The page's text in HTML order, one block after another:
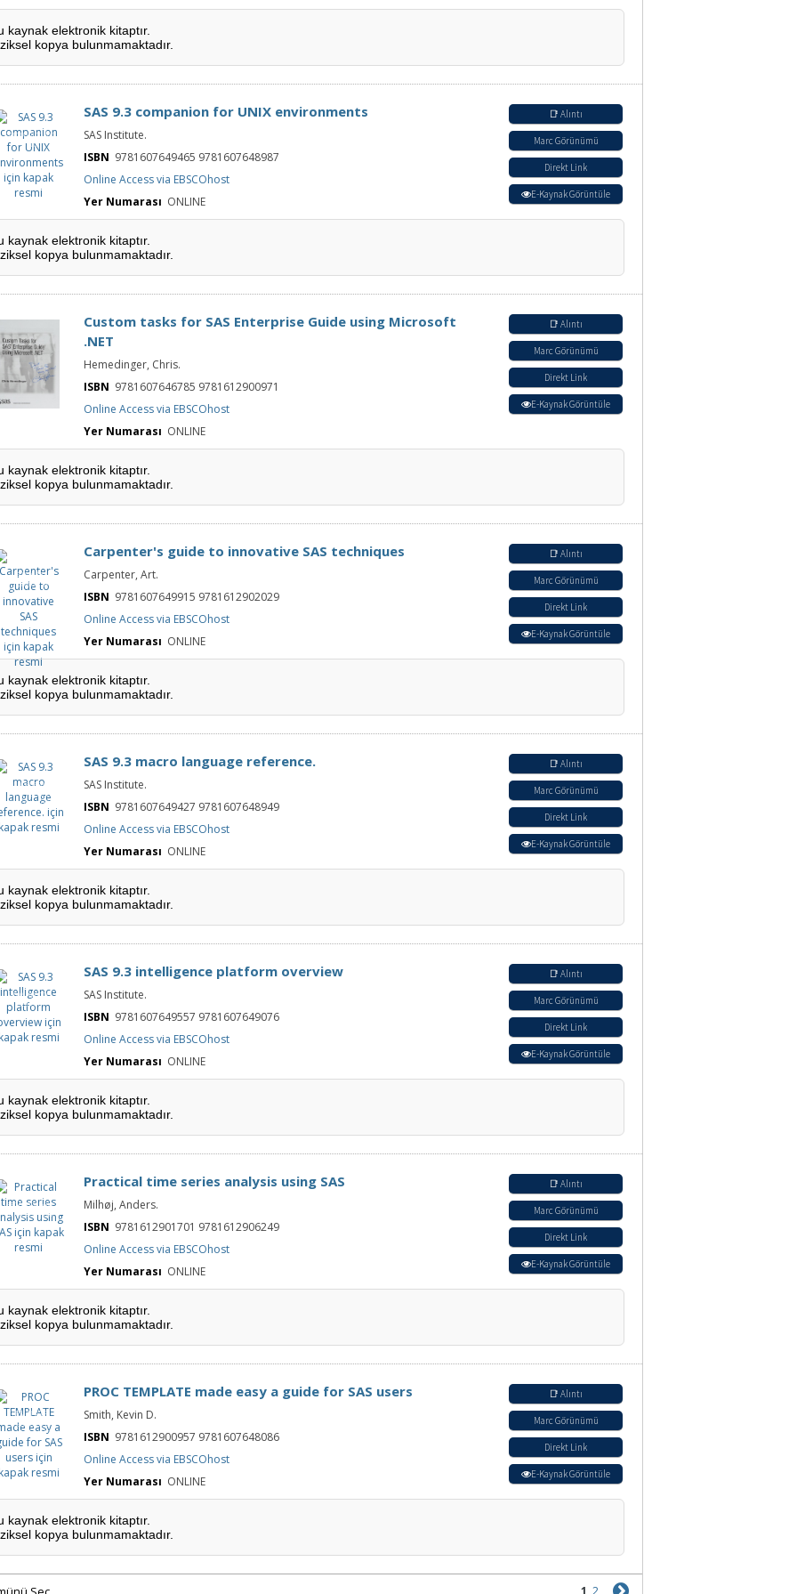
kaynak elektronik kitaptır.
kopya bulunmamaktadır.
SAS 9.3
companion for
UNIX
environments
için kapak
resmi
SAS 9.3 companion for UNIX environments
SAS Institute.
ISBN 9781607649465 9781607648987
Online Access via EBSCOhost
Yer Numarası ONLINE
📑 Alıntı
Marc Görünümü
Direkt Link
E-Kaynak Görüntüle
kaynak elektronik kitaptır.
kopya bulunmamaktadır.
Custom tasks for SAS Enterprise Guide using Microsoft
.NET
Hemedinger, Chris.
ISBN 9781607646785 9781612900971
Online Access via EBSCOhost
Yer Numarası ONLINE
📑 Alıntı
Marc Görünümü
Direkt Link
E-Kaynak Görüntüle
kaynak elektronik kitaptır.
kopya bulunmamaktadır.
guide to
innovative SAS
techniques
için kapak
resmi
Carpenter's guide to innovative SAS techniques
Carpenter, Art.
ISBN 9781607649915 9781612902029
Online Access via EBSCOhost
Yer Numarası ONLINE
📑 Alıntı
Marc Görünümü
Direkt Link
E-Kaynak Görüntüle
kaynak elektronik kitaptır.
kopya bulunmamaktadır.
SAS 9.3 macro
language
reference. için
kapak resmi
SAS 9.3 macro language reference.
SAS Institute.
ISBN 9781607649427 9781607648949
Online Access via EBSCOhost
Yer Numarası ONLINE
📑 Alıntı
Marc Görünümü
Direkt Link
E-Kaynak Görüntüle
kaynak elektronik kitaptır.
kopya bulunmamaktadır.
SAS 9.3
intelligence
platform
overview için
kapak resmi
SAS 9.3 intelligence platform overview
SAS Institute.
ISBN 9781607649557 9781607649076
Online Access via EBSCOhost
Yer Numarası ONLINE
📑 Alıntı
Marc Görünümü
Direkt Link
E-Kaynak Görüntüle
kaynak elektronik kitaptır.
kopya bulunmamaktadır.
Practical time
series analysis
using SAS için
kapak resmi
Practical time series analysis using SAS
Milhøj, Anders.
ISBN 9781612901701 9781612906249
Online Access via EBSCOhost
Yer Numarası ONLINE
📑 Alıntı
Marc Görünümü
Direkt Link
E-Kaynak Görüntüle
kaynak elektronik kitaptır.
kopya bulunmamaktadır.
PROC
TEMPLATE
made easy a
guide for SAS
users için
kapak resmi
PROC TEMPLATE made easy a guide for SAS users
Smith, Kevin D.
ISBN 9781612900957 9781607648086
Online Access via EBSCOhost
Yer Numarası ONLINE
📑 Alıntı
Marc Görünümü
Direkt Link
E-Kaynak Görüntüle
kaynak elektronik kitaptır.
kopya bulunmamaktadır.
1 2